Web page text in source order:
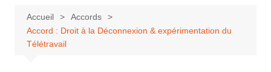
Accueil
Accords
Accord : Droit à la Déconnexion & expérimentation du
Télétravail